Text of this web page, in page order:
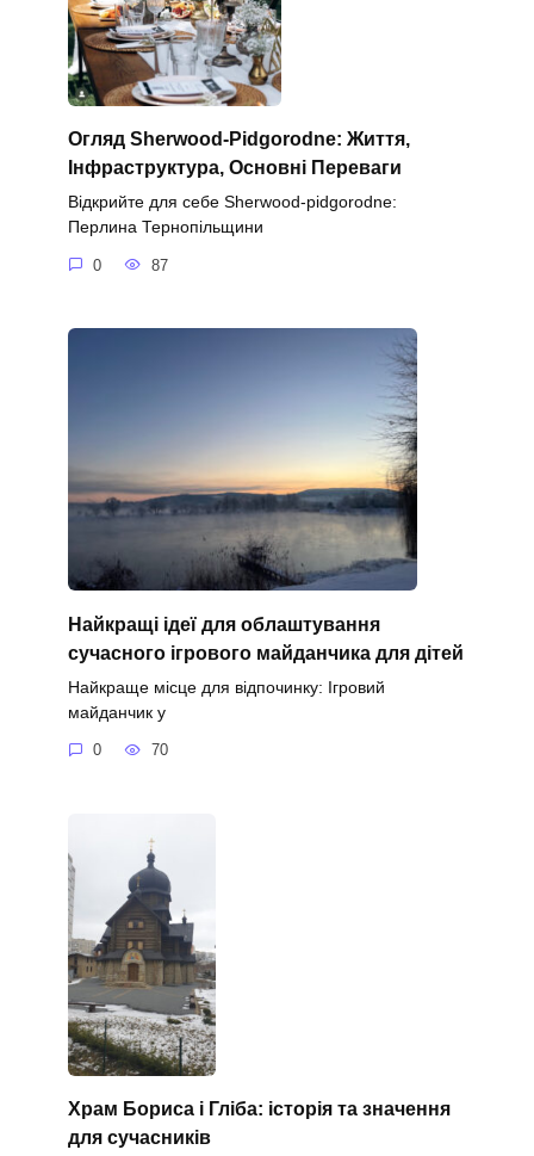
Огляд Sherwood-Pidgorodne: Життя,
Інфраструктура, Основні Переваги
Відкрийте для себе Sherwood-pidgorodne:
Перлина Тернопільщини
0 87
Найкращі ідеї для облаштування
сучасного ігрового майданчика для дітей
Найкраще місце для відпочинку: Ігровий
майданчик у
0 70
Храм Бориса і Гліба: історія та значення
для сучасників